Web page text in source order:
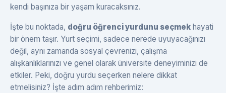
kendi başınıza bir yaşam kuracaksınız.
İşte bu noktada, doğru öğrenci yurdunu seçmek hayati
bir önem taşır. Yurt seçimi, sadece nerede uyuyacağınızı
değil, aynı zamanda sosyal çevrenizi, çalışma
alışkanlıklarınızı ve genel olarak üniversite deneyiminizi de
etkiler. Peki, doğru yurdu seçerken nelere dikkat
etmelisiniz? İşte adım adım rehberimiz: